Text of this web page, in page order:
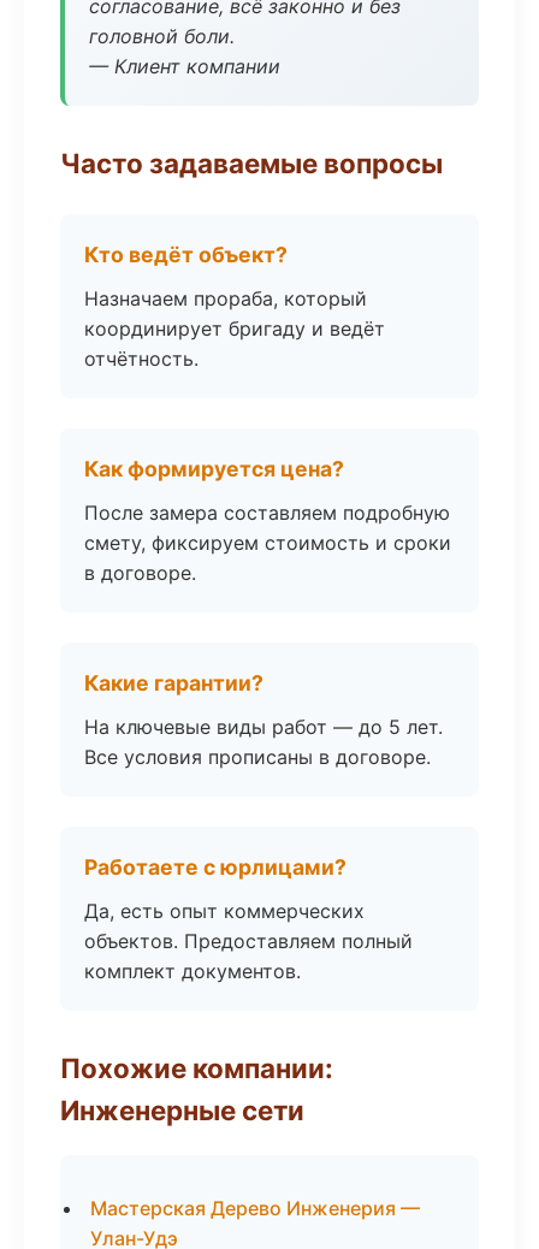
согласование, всё законно и без
головной боли.
— Клиент компании
Часто задаваемые вопросы
Кто ведёт объект?
Назначаем прораба, который
координирует бригаду и ведёт
отчётность.
Как формируется цена?
После замера составляем подробную
смету, фиксируем стоимость и сроки
в договоре.
Какие гарантии?
На ключевые виды работ — до 5 лет.
Все условия прописаны в договоре.
Работаете с юрлицами?
Да, есть опыт коммерческих
объектов. Предоставляем полный
комплект документов.
Похожие компании:
Инженерные сети
Мастерская Дерево Инженерия —
Улан-Удэ